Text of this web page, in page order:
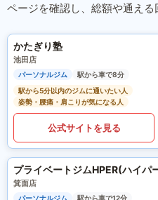
ページを確認し、総額や通える
かたぎり塾
池田店
パーソナルジム
駅から車で8分
駅から5分以内のジムに通いたい人
姿勢・腰痛・肩こりが気になる人
公式サイトを見る
プライベートジムHPER(ハイパ
箕面店
パーソナルジム
駅から車で12分